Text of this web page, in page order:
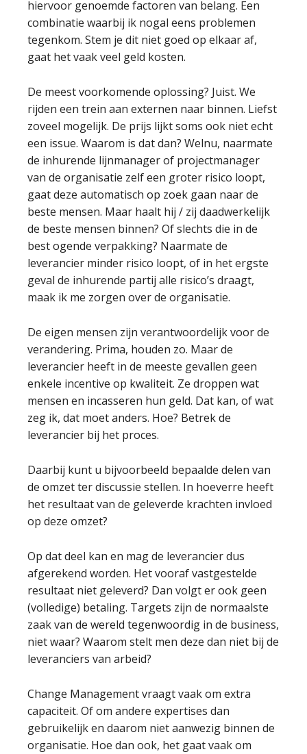
hiervoor genoemde factoren van belang. Een
combinatie waarbij ik nogal eens problemen
tegenkom. Stem je dit niet goed op elkaar af,
gaat het vaak veel geld kosten.
De meest voorkomende oplossing? Juist. We
rijden een trein aan externen naar binnen. Liefst
zoveel mogelijk. De prijs lijkt soms ook niet echt
een issue. Waarom is dat dan? Welnu, naarmate
de inhurende lijnmanager of projectmanager
van de organisatie zelf een groter risico loopt,
gaat deze automatisch op zoek gaan naar de
beste mensen. Maar haalt hij / zij daadwerkelijk
de beste mensen binnen? Of slechts die in de
best ogende verpakking? Naarmate de
leverancier minder risico loopt, of in het ergste
geval de inhurende partij alle risico’s draagt,
maak ik me zorgen over de organisatie.
De eigen mensen zijn verantwoordelijk voor de
verandering. Prima, houden zo. Maar de
leverancier heeft in de meeste gevallen geen
enkele incentive op kwaliteit. Ze droppen wat
mensen en incasseren hun geld. Dat kan, of wat
zeg ik, dat moet anders. Hoe? Betrek de
leverancier bij het proces.
Daarbij kunt u bijvoorbeeld bepaalde delen van
de omzet ter discussie stellen. In hoeverre heeft
het resultaat van de geleverde krachten invloed
op deze omzet?
Op dat deel kan en mag de leverancier dus
afgerekend worden. Het vooraf vastgestelde
resultaat niet geleverd? Dan volgt er ook geen
(volledige) betaling. Targets zijn de normaalste
zaak van de wereld tegenwoordig in de business,
niet waar? Waarom stelt men deze dan niet bij de
leveranciers van arbeid?
Change Management vraagt vaak om extra
capaciteit. Of om andere expertises dan
gebruikelijk en daarom niet aanwezig binnen de
organisatie. Hoe dan ook, het gaat vaak om